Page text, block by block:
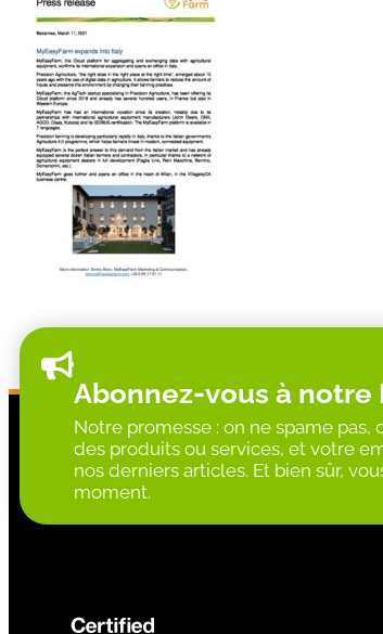
Abonnez-vous à
Notre promesse : on ne spame
des produits ou services, et votre
nos derniers articles. Et bien sûr,
moment.